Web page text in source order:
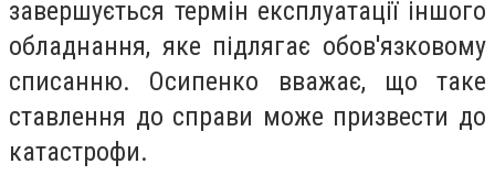
завершується термін експлуатації іншого
обладнання, яке підлягає обов'язковому
списанню. Осипенко вважає, що таке
ставлення до справи може призвести до
катастрофи.